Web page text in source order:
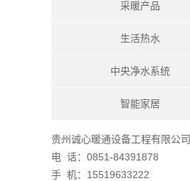
采暖产品
生活热水
中央净水系统
智能家居
贵州诚心暖通设备工程有限公司
电 话：0851-84391878
手 机：15519633222